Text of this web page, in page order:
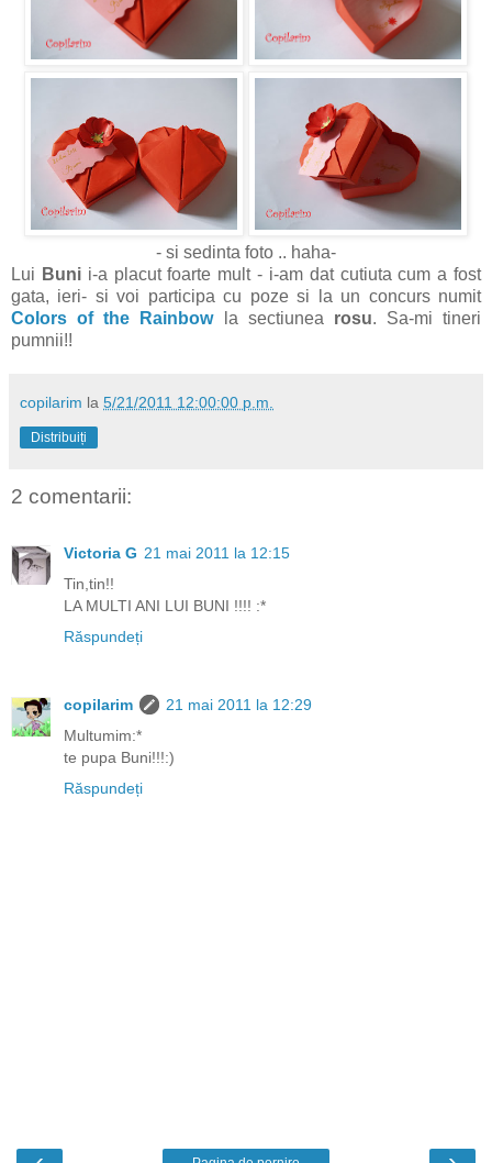
- si sedinta foto .. haha-
Lui Bunii-a placut foarte mult - i-am dat cutiuta cum a fost
gata, ieri- si voi participa cu poze si la un concurs numit
Colors of the Rainbowla sectiunea rosu. Sa-mi tineri
pumnii!!
copilarim la 5/21/2011 12:00:00 p.m.
Distribuiți
2 comentarii:
Victoria G 21 mai 2011 la 12:15
Tin,tin!!
LA MULTI ANI LUI BUNI !!!! :*
Răspundeți
copilarim
21 mai 2011 la 12:29
Multumim:*
te pupa Buni!!!:)
Răspundeți